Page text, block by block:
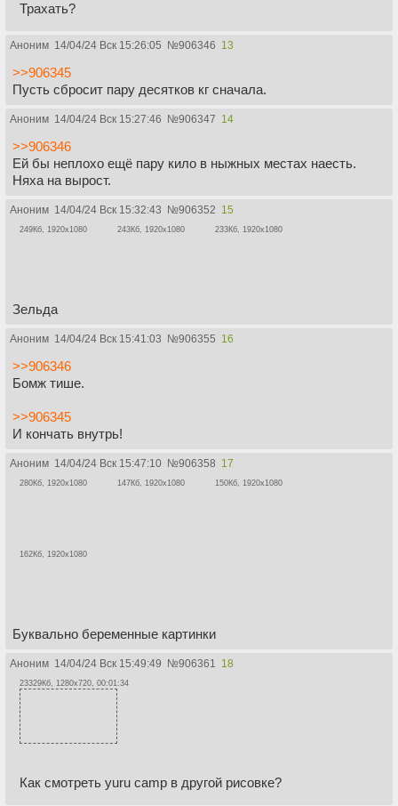
Трахать?
Аноним 14/04/24 Вск 15:26:05 №906346 13
>>906345
Пусть сбросит пару десятков кг сначала.
Аноним 14/04/24 Вск 15:27:46 №906347 14
>>906346
Ей бы неплохо ещё пару кило в ныжных местах наесть.
Няха на вырост.
Аноним 14/04/24 Вск 15:32:43 №906352 15
249Кб, 1920x1080 243Кб, 1920x1080 233Кб, 1920x1080
Зельда
Аноним 14/04/24 Вск 15:41:03 №906355 16
>>906346
Бомж тише.
>>906345
И кончать внутрь!
Аноним 14/04/24 Вск 15:47:10 №906358 17
280Кб, 1920x1080 147Кб, 1920x1080 150Кб, 1920x1080
162Кб, 1920x1080
Буквально беременные картинки
Аноним 14/04/24 Вск 15:49:49 №906361 18
23329Кб, 1280x720, 00:01:34
Как смотреть yuru camp в другой рисовке?